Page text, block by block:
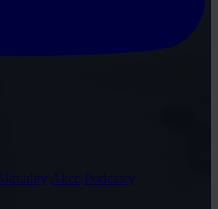
Akce Podcasty